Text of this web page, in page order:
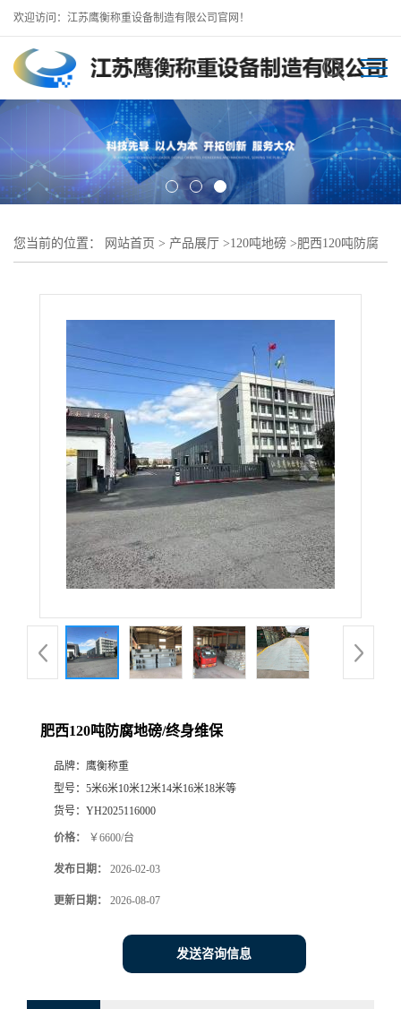
欢迎访问：江苏鹰衡称重设备制造有限公司官网！
您当前的位置： 网站首页 > 产品展厅 >120吨地磅 >肥西120吨防腐
肥西120吨防腐地磅/终身维保
品牌： 鹰衡称重
型号： 5米6米10米12米14米16米18米等
货号： YH2025116000
价格： ￥6600/台
发布日期： 2026-02-03
更新日期： 2026-08-07
发送咨询信息